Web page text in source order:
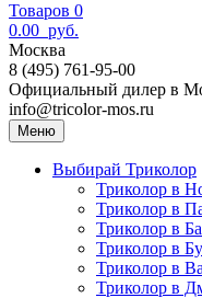
Товаров 0
0.00 руб.
Москва
8 (495) 761-95-00
Официальный дилер в
info@tricolor-mos.ru
Меню
Выбирай Триколор
Триколор в
Триколор в
Триколор в
Триколор в
Триколор в
Триколор в